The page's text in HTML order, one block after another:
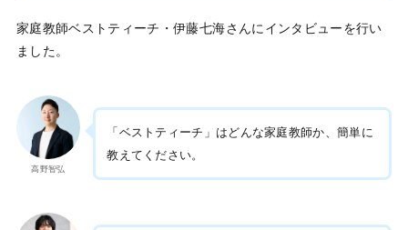
家庭教師ベストティーチ・伊藤七海さんにインタビューを行い
ました。
高野智弘
「ベストティーチ」はどんな家庭教師か、簡単に
教えてください。